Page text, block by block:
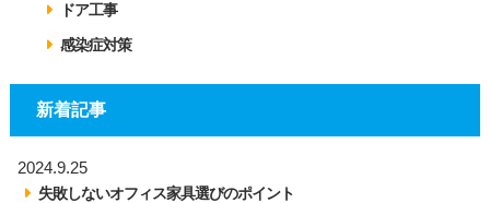
ドア工事
感染症対策
新着記事
2024.9.25
失敗しないオフィス家具選びのポイント